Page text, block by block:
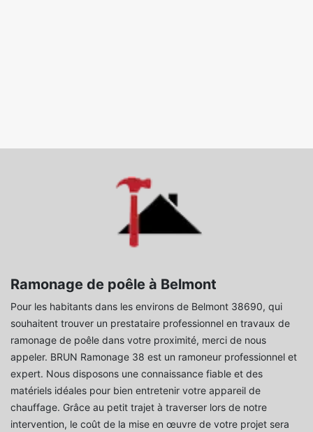
Ramonage de poêle à Belmont
Pour les habitants dans les environs de Belmont 38690, qui
souhaitent trouver un prestataire professionnel en travaux de
ramonage de poêle dans votre proximité, merci de nous
appeler. BRUN Ramonage 38 est un ramoneur professionnel et
expert. Nous disposons une connaissance fiable et des
matériels idéales pour bien entretenir votre appareil de
chauffage. Grâce au petit trajet à traverser lors de notre
intervention, le coût de la mise en œuvre de votre projet sera